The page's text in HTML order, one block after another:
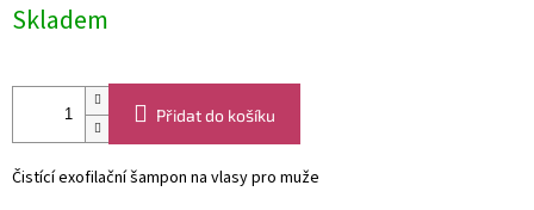
cena:
Skladem
Přidat do košíku
Čistící exofilační šampon na vlasy pro muže